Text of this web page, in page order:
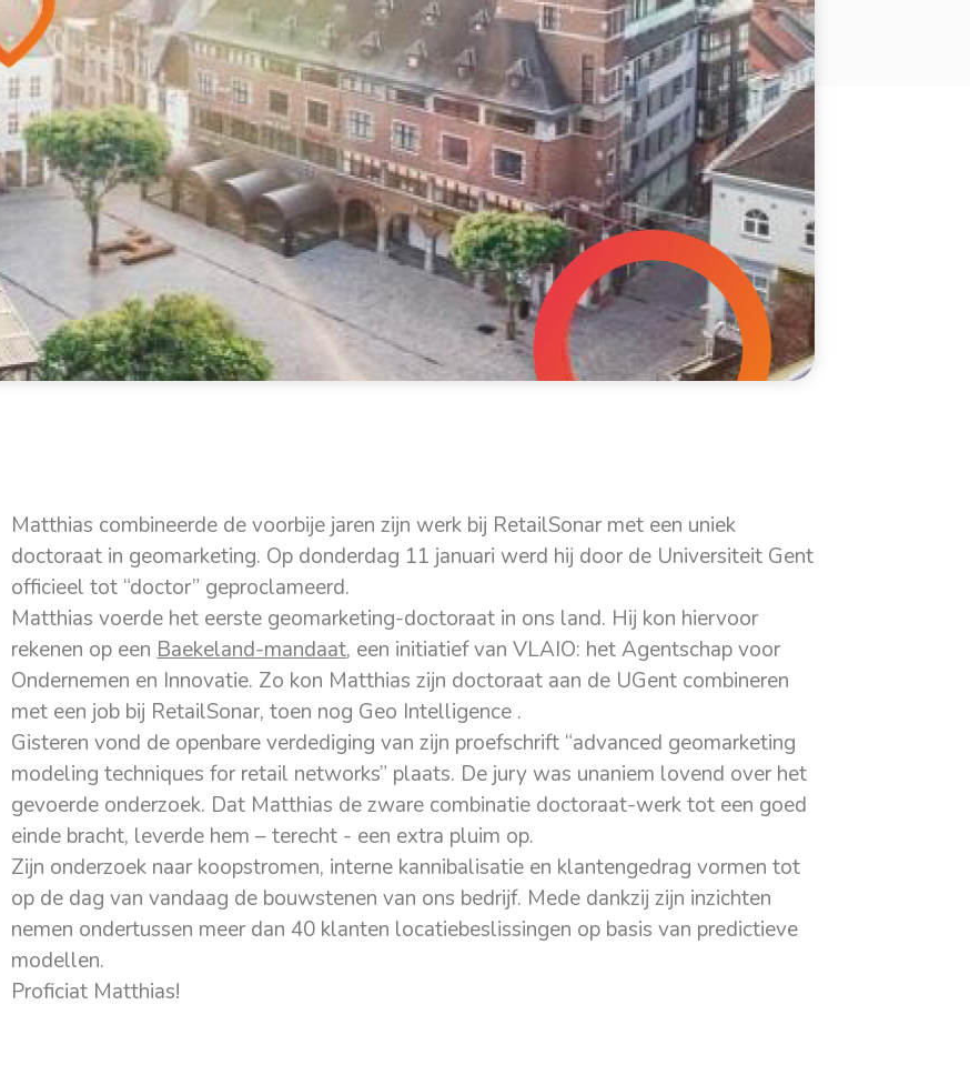
Matthias combineerde de voorbije jaren zijn werk bij RetailSonar met een uniek
doctoraat in geomarketing. Op donderdag 11 januari werd hij door de Universiteit Gent
officieel tot “doctor” geproclameerd.
Matthias voerde het eerste geomarketing-doctoraat in ons land. Hij kon hiervoor
rekenen op een Baekeland-mandaat, een initiatief van VLAIO: het Agentschap voor
Ondernemen en Innovatie. Zo kon Matthias zijn doctoraat aan de UGent combineren
met een job bij RetailSonar, toen nog Geo Intelligence .
Gisteren vond de openbare verdediging van zijn proefschrift “advanced geomarketing
modeling techniques for retail networks” plaats. De jury was unaniem lovend over het
gevoerde onderzoek. Dat Matthias de zware combinatie doctoraat-werk tot een goed
einde bracht, leverde hem – terecht - een extra pluim op.
Zijn onderzoek naar koopstromen, interne kannibalisatie en klantengedrag vormen tot
op de dag van vandaag de bouwstenen van ons bedrijf. Mede dankzij zijn inzichten
nemen ondertussen meer dan 40 klanten locatiebeslissingen op basis van predictieve
modellen.
Proficiat Matthias!